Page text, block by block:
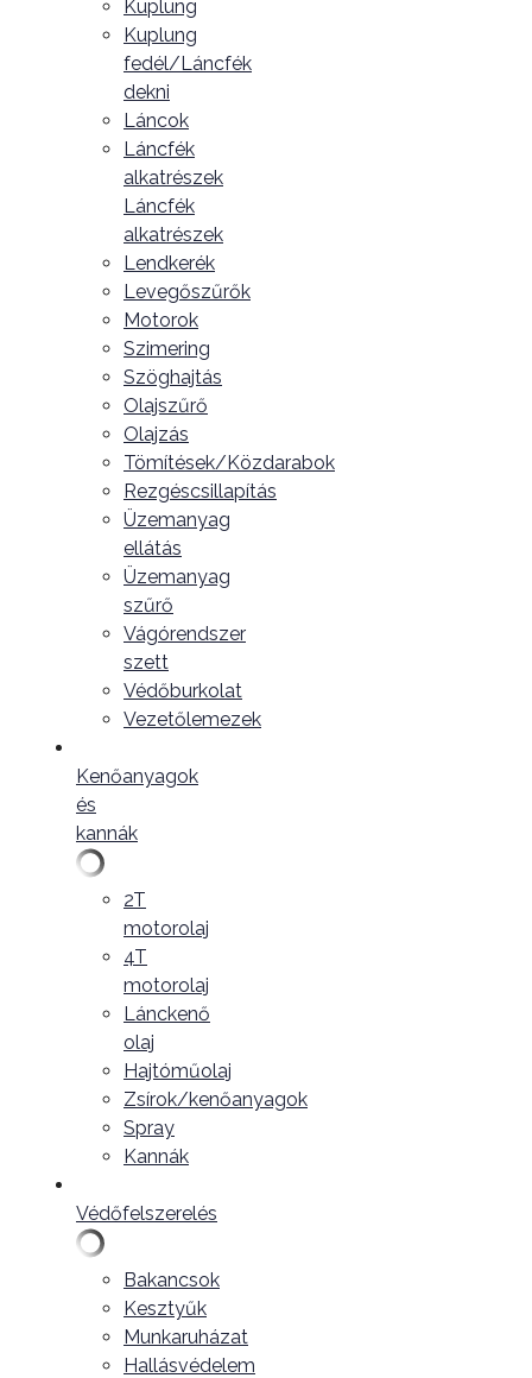
Kuplung
Kuplung
fedél/Láncfék
dekni
Láncok
Láncfék
alkatrészek
Láncfék
alkatrészek
Lendkerék
Levegőszűrők
Motorok
Szimering
Szöghajtás
Olajszűrő
Olajzás
Tömítések/Közdarabok
Rezgéscsillapítás
Üzemanyag
ellátás
Üzemanyag
szűrő
Vágórendszer
szett
Védőburkolat
Vezetőlemezek
Kenőanyagok
és
kannák
2T
motorolaj
4T
motorolaj
Lánckenő
olaj
Hajtóműolaj
Zsírok/kenőanyagok
Spray
Kannák
Védőfelszerelés
Bakancsok
Kesztyűk
Munkaruházat
Hallásvédelem